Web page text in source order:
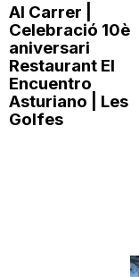
Al Carrer |
Celebració 10è
aniversari
Restaurant El
Encuentro
Asturiano | Les
Golfes